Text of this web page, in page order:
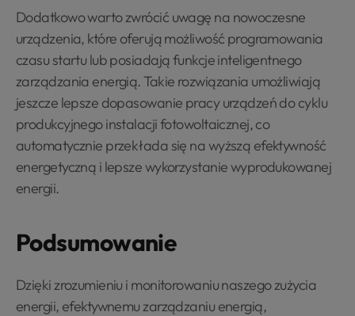
Dodatkowo warto zwrócić uwagę na nowoczesne
urządzenia, które oferują możliwość programowania
czasu startu lub posiadają funkcje inteligentnego
zarządzania energią. Takie rozwiązania umożliwiają
jeszcze lepsze dopasowanie pracy urządzeń do cyklu
produkcyjnego instalacji fotowoltaicznej, co
automatycznie przekłada się na wyższą efektywność
energetyczną i lepsze wykorzystanie wyprodukowanej
energii.
Podsumowanie
Dzięki zrozumieniu i monitorowaniu naszego zużycia
energii, efektywnemu zarządzaniu energią,